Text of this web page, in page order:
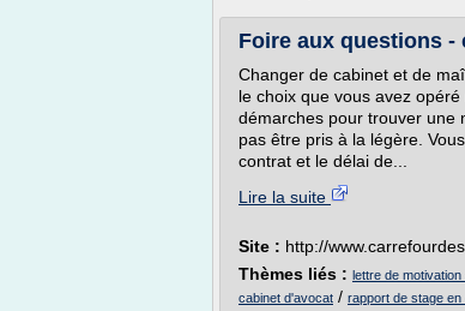
Foire aux questions
Changer de cabinet et de
le choix que vous avez
démarches pour trouver une
pas être pris à la légère.
contrat et le délai de...
Lire la suite
Site : http://
Thèmes liés : lettre de
cabinet d'avocat / rapport de stage